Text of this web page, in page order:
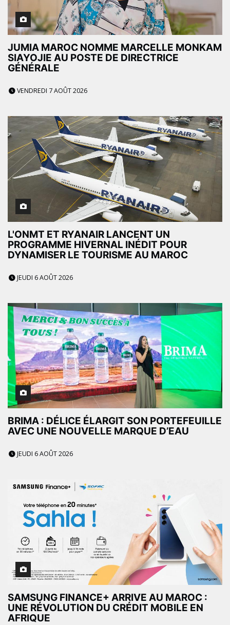
JUMIA MAROC NOMME MARCELLE MONKAM
SIAYOJIE AU POSTE DE DIRECTRICE
GÉNÉRALE
VENDREDI 7 AOÛT 2026
L'ONMT ET RYANAIR LANCENT UN
PROGRAMME HIVERNAL INÉDIT POUR
DYNAMISER LE TOURISME AU MAROC
JEUDI 6 AOÛT 2026
BRIMA : DÉLICE ÉLARGIT SON PORTEFEUILLE
AVEC UNE NOUVELLE MARQUE D’EAU
JEUDI 6 AOÛT 2026
SAMSUNG FINANCE+ ARRIVE AU MAROC :
UNE RÉVOLUTION DU CRÉDIT MOBILE EN
AFRIQUE